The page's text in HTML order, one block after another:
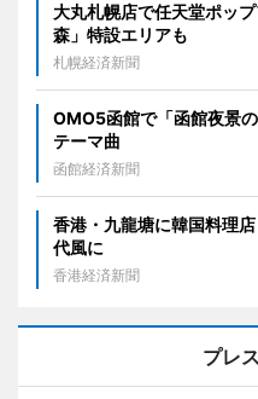
大丸札幌店で任天堂ポッ
森」特設エリアも
札幌経済新聞
OMO5函館で「函館夜景
テーマ曲
函館経済新聞
香港・九龍塘に韓国料理
代風に
香港経済新聞
プレ